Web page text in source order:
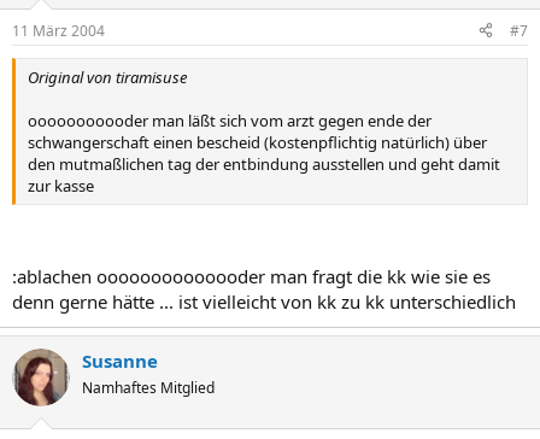
11 März 2004 #7
Original von tiramisuse
ooooooooooder man läßt sich vom arzt gegen ende der
schwangerschaft einen bescheid (kostenpflichtig natürlich) über
den mutmaßlichen tag der entbindung ausstellen und geht damit
zur kasse
:ablachen oooooooooooooder man fragt die kk wie sie es
denn gerne hätte ... ist vielleicht von kk zu kk unterschiedlich
Susanne
Namhaftes Mitglied